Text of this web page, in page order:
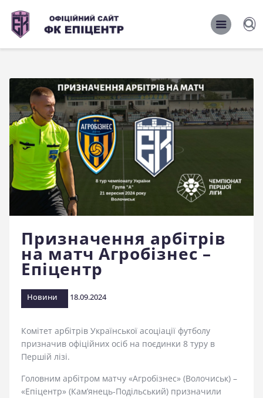
ОФІЦІЙНИЙ САЙТ ФК ЕПІЦЕНТР
ОФІЦІЙНИЙ САЙТ ФК ЕПІЦЕНТР
Головна
Новини
Команда
Матчі 2026/2027
Фото
Історія
Клуб
Фан-шоп
Правила поведінки на
стадіоні
Призначення арбітрів
на матч Агробізнес –
Епіцентр
Новини 18.09.2024
Комітет арбітрів Української асоціації футболу
призначив офіційних осіб на поєдинки 8 туру в
Першій лізі.
Головним арбітром матчу «Агробізнес» (Волочиськ) –
«Епіцентр» (Кам’янець-Подільський) призначили